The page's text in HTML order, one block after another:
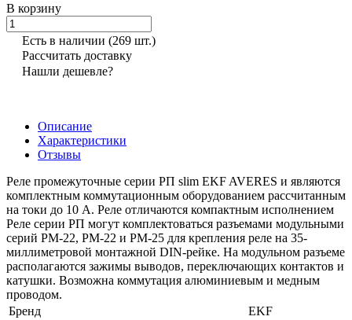
В корзину
Есть в наличии (269 шт.)
Рассчитать доставку
Нашли дешевле?
Описание
Характеристики
Отзывы
Реле промежуточные серии РП slim EKF AVERES и являются
комплектным коммутационным оборудованием рассчитанным
на токи до 10 А. Реле отличаются компактным исполнением
Реле серии РП могут комплектоваться разъемами модульными
серий РМ-22, РМ-22 и РМ-25 для крепления реле на 35-
миллиметровой монтажной DIN-рейке. На модульном разъеме
располагаются зажимы выводов, переключающих контактов и
катушки. Возможна коммутация алюминиевым и медным
проводом.
Бренд
EKF